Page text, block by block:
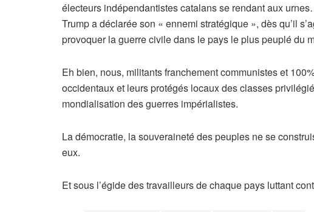
électeurs indépendantistes catalans se rendant aux
Trump a déclarée son « ennemi stratégique », dès qu’il
provoquer la guerre civile dans le pays le plus peuplé du
Eh bien, nous, militants franchement communistes et
occidentaux et leurs protégés locaux des classes
mondialisation des guerres impérialistes.
La démocratie, la souveraineté des peuples ne se
eux.
Et sous l’égide des travailleurs de chaque pays luttant